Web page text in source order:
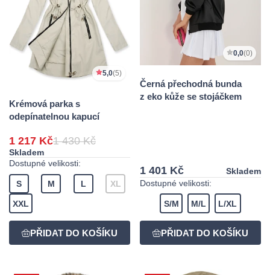
5,0(5)
Krémová parka s
odepínatelnou kapucí
1 217 Kč1 430 Kč
Skladem
Dostupné velikosti:
S M L XL
XXL
0,0(0)
Černá přechodná bunda
z eko kůže se stojáčkem
1 401 Kč
Skladem
Dostupné velikosti:
S/M M/L L/XL